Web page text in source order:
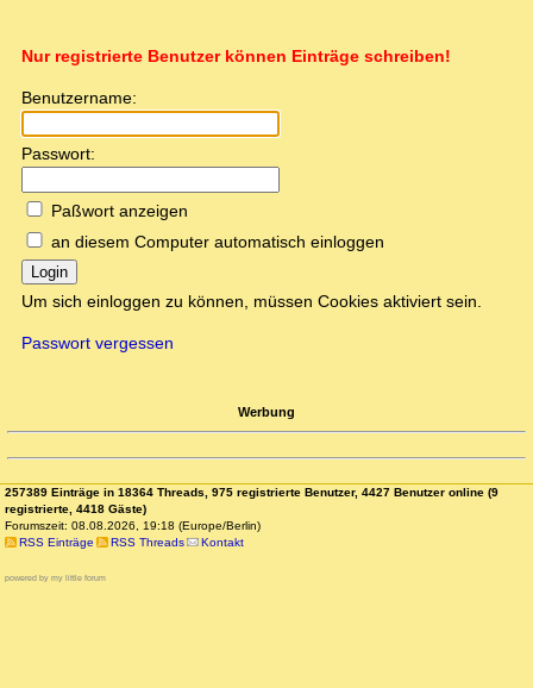
Nur registrierte Benutzer können Einträge schreiben!
Benutzername:
Passwort:
Paßwort anzeigen
an diesem Computer automatisch einloggen
Login
Um sich einloggen zu können, müssen Cookies aktiviert sein.
Passwort vergessen
Werbung
257389 Einträge in 18364 Threads, 975 registrierte Benutzer, 4427 Benutzer online (9
registrierte, 4418 Gäste)
Forumszeit: 08.08.2026, 19:18 (Europe/Berlin)
RSS Einträge
RSS Threads Kontakt
powered by my little forum